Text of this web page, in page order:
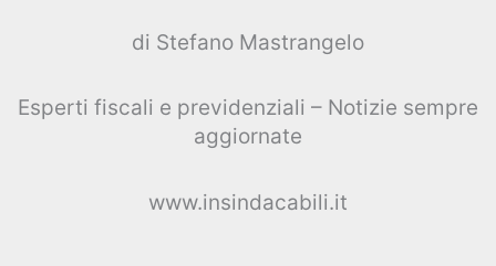
di Stefano Mastrangelo
Esperti fiscali e previdenziali – Notizie sempre
aggiornate
www.insindacabili.it